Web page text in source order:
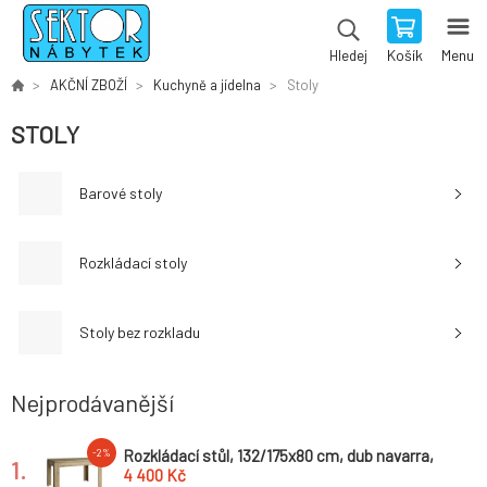
Hledej Košík Menu
AKČNÍ ZBOŽÍ Kuchyně a jídelna Stoly
STOLY
Barové stoly
Rozkládací stoly
Stoly bez rozkladu
Nejprodávanější
1.
-2%
Rozkládací stůl, 132/175x80 cm, dub navarra,
DORSI
4 400 Kč